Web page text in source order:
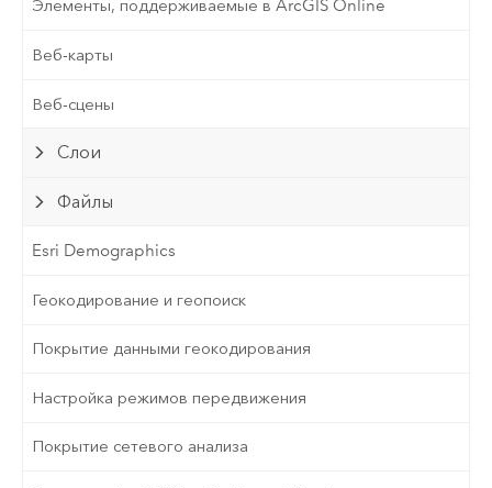
Элементы, поддерживаемые в ArcGIS Online
Веб-карты
Веб-сцены
Слои
Файлы
Esri Demographics
Геокодирование и геопоиск
Покрытие данными геокодирования
Настройка режимов передвижения
Покрытие сетевого анализа